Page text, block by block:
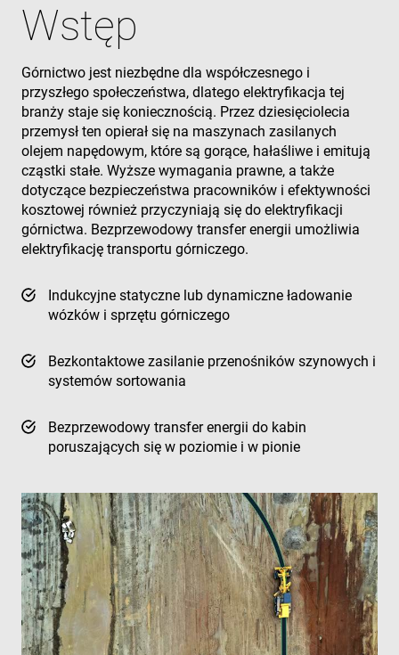
Wstęp
Górnictwo jest niezbędne dla współczesnego i
przyszłego społeczeństwa, dlatego elektryfikacja tej
branży staje się koniecznością. Przez dziesięciolecia
przemysł ten opierał się na maszynach zasilanych
olejem napędowym, które są gorące, hałaśliwe i emitują
cząstki stałe. Wyższe wymagania prawne, a także
dotyczące bezpieczeństwa pracowników i efektywności
kosztowej również przyczyniają się do elektryfikacji
górnictwa. Bezprzewodowy transfer energii umożliwia
elektryfikację transportu górniczego.
Indukcyjne statyczne lub dynamiczne ładowanie
wózków i sprzętu górniczego
Bezkontaktowe zasilanie przenośników szynowych i
systemów sortowania
Bezprzewodowy transfer energii do kabin
poruszających się w poziomie i w pionie